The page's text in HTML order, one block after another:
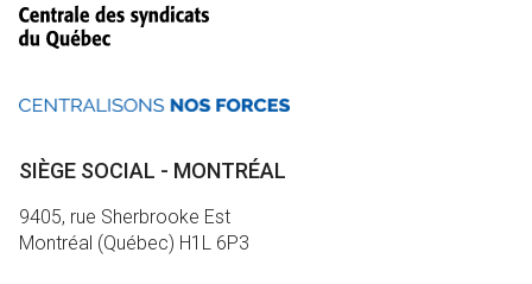
SIÈGE SOCIAL - MONTRÉAL
9405, rue Sherbrooke Est
Montréal (Québec) H1L 6P3